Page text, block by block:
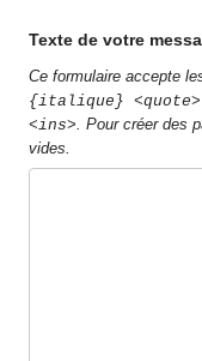
Texte de votre
Ce formulaire accepte
{italique} <quote>
<ins>. Pour créer des
vides.